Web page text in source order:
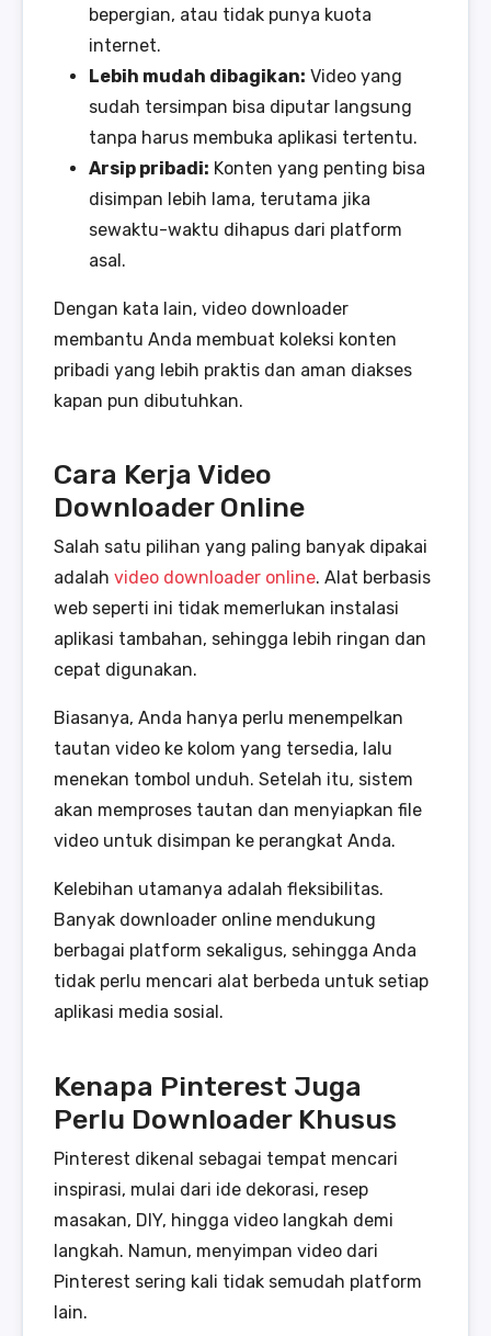
bepergian, atau tidak punya kuota
internet.
Lebih mudah dibagikan: Video yang
sudah tersimpan bisa diputar langsung
tanpa harus membuka aplikasi tertentu.
Arsip pribadi: Konten yang penting bisa
disimpan lebih lama, terutama jika
sewaktu-waktu dihapus dari platform
asal.
Dengan kata lain, video downloader
membantu Anda membuat koleksi konten
pribadi yang lebih praktis dan aman diakses
kapan pun dibutuhkan.
Cara Kerja Video
Downloader Online
Salah satu pilihan yang paling banyak dipakai
adalah video downloader online. Alat berbasis
web seperti ini tidak memerlukan instalasi
aplikasi tambahan, sehingga lebih ringan dan
cepat digunakan.
Biasanya, Anda hanya perlu menempelkan
tautan video ke kolom yang tersedia, lalu
menekan tombol unduh. Setelah itu, sistem
akan memproses tautan dan menyiapkan file
video untuk disimpan ke perangkat Anda.
Kelebihan utamanya adalah fleksibilitas.
Banyak downloader online mendukung
berbagai platform sekaligus, sehingga Anda
tidak perlu mencari alat berbeda untuk setiap
aplikasi media sosial.
Kenapa Pinterest Juga
Perlu Downloader Khusus
Pinterest dikenal sebagai tempat mencari
inspirasi, mulai dari ide dekorasi, resep
masakan, DIY, hingga video langkah demi
langkah. Namun, menyimpan video dari
Pinterest sering kali tidak semudah platform
lain.